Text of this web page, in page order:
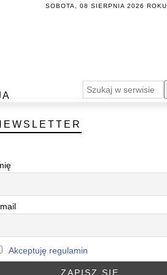
SOBOTA, 08 SIERPNIA 2026 ROKU.
Akceptuję regulamin